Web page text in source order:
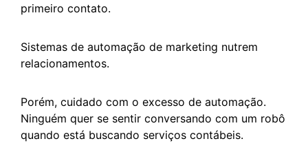
primeiro contato.
Sistemas de automação de marketing nutrem
relacionamentos.
Porém, cuidado com o excesso de automação.
Ninguém quer se sentir conversando com um robô
quando está buscando serviços contábeis.